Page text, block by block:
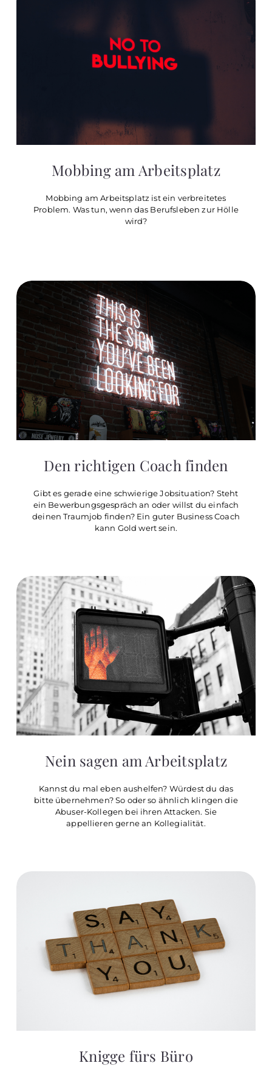
Mobbing am Arbeitsplatz
Mobbing am Arbeitsplatz ist ein verbreitetes
Problem. Was tun, wenn das Berufsleben zur Hölle
wird?
Den richtigen Coach finden
Gibt es gerade eine schwierige Jobsituation? Steht
ein Bewerbungsgespräch an oder willst du einfach
deinen Traumjob finden? Ein guter Business Coach
kann Gold wert sein.
Nein sagen am Arbeitsplatz
Kannst du mal eben aushelfen? Würdest du das
bitte übernehmen? So oder so ähnlich klingen die
Abuser-Kollegen bei ihren Attacken. Sie
appellieren gerne an Kollegialität.
Knigge fürs Büro